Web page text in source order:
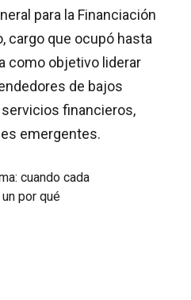
para la Financiación
cargo que ocupó hasta
como objetivo liderar
de bajos
financieros,
emergentes.